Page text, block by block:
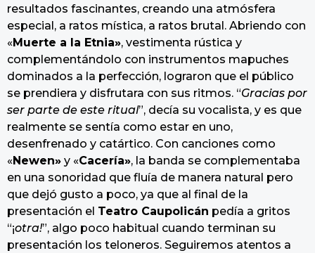
resultados fascinantes, creando una atmósfera
especial, a ratos mística, a ratos brutal. Abriendo con
«Muerte a la Etnia», vestimenta rústica y
complementándolo con instrumentos mapuches
dominados a la perfección, lograron que el público
se prendiera y disfrutara con sus ritmos. “Gracias por
ser parte de este ritual”, decía su vocalista, y es que
realmente se sentía como estar en uno,
desenfrenado y catártico. Con canciones como
«Newen» y «Cacería», la banda se complementaba
en una sonoridad que fluía de manera natural pero
que dejó gusto a poco, ya que al final de la
presentación el Teatro Caupolicán pedía a gritos
“¡otra!”, algo poco habitual cuando terminan su
presentación los teloneros. Seguiremos atentos a